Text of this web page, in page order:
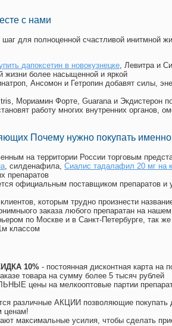
с нами
для полноценной счастливой инитмной
дапоксетин в новокузнецке, Левитра и
жизни более насыщенной и яркой
Ансомон и Гетропин добавят силы,
Мориамин Форте, Guarana и Экдистерон
работу многих внутренних органов,
Почему нужно покупать
на территории России торговым
, силденафила, Сиалис тадалафил 20 мг на
препаратов
официальным поставщиком препаратов
которым трудно произнести
заказа любого препаратан на
по Москве и в Санкт-Петербурге, так
классом
10% - постоянная дисконтная карта на
товара на сумму более 5 тысяч рублей
цены на мелкооптовые партии
различные АКЦИИ позволяющие
ценам!
максимальные усилия, чтобы сделать